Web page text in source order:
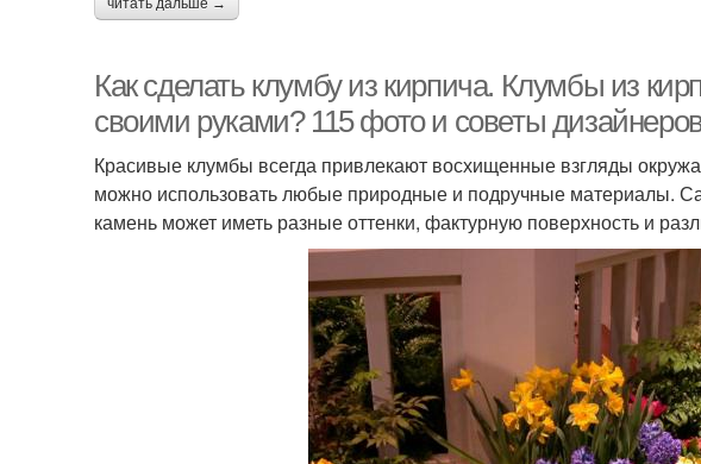
читать дальше →
Как сделать клумбу из кирпича. Клумбы из
своими руками? 115 фото и советы
Красивые клумбы всегда привлекают восхищенные взгляды
можно использовать любые природные и подручные материалы.
камень может иметь разные оттенки, фактурную поверхность и